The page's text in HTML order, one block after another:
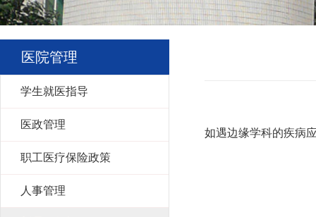
医院管理
学生就医指导
医政管理
职工医疗保险政策
人事管理
如遇边缘学科的疾病